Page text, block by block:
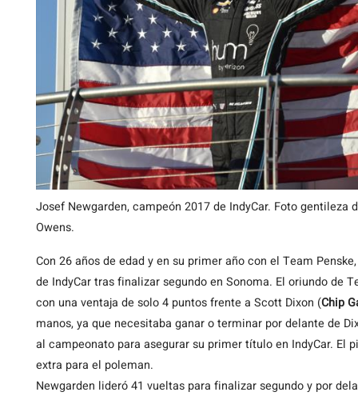
Josef Newgarden, campeón 2017 de IndyCar. Foto gentileza
Owens.
Con 26 años de edad y en su primer año con el Team
de IndyCar tras finalizar segundo en Sonoma. El oriundo de
con una ventaja de solo 4 puntos frente a Scott Dixon (Chip
manos, ya que necesitaba ganar o terminar por delante de
al campeonato para asegurar su primer título en IndyCar. El
extra para el poleman.
Newgarden lideró 41 vueltas para finalizar segundo y por